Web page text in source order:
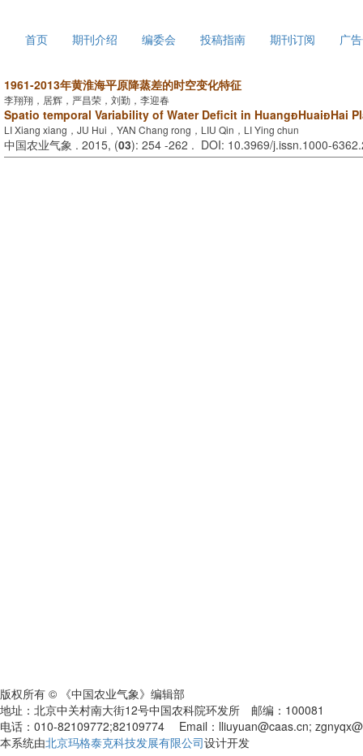
首页 期刊介绍 编委会 投稿指南 期刊订阅 广
1961-2013年黄淮海平原降蒸差的时空变化特征
李翔翔，居辉，严昌荣，刘勤，李迎春
Spatio temporal Variability of Water Deficit in HuangHuaiHai
LI Xiang xiang，JU Hui，YAN Chang rong，LIU Qin，LI Ying chun
中国农业气象 . 2015, (03): 254 -262 . DOI: 10.3969/j.issn.1000-
版权所有 © 《中国农业气象》编辑部
地址：北京中关村南大街12号中国农科院环发所 邮编：100081
电话：010-82109772;82109774 Email：lliuyuan@caas.cn;
本系统由北京玛格泰克科技发展有限公司设计开发